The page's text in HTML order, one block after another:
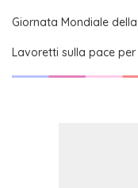
Giornata Mondiale
Lavoretti sulla pace